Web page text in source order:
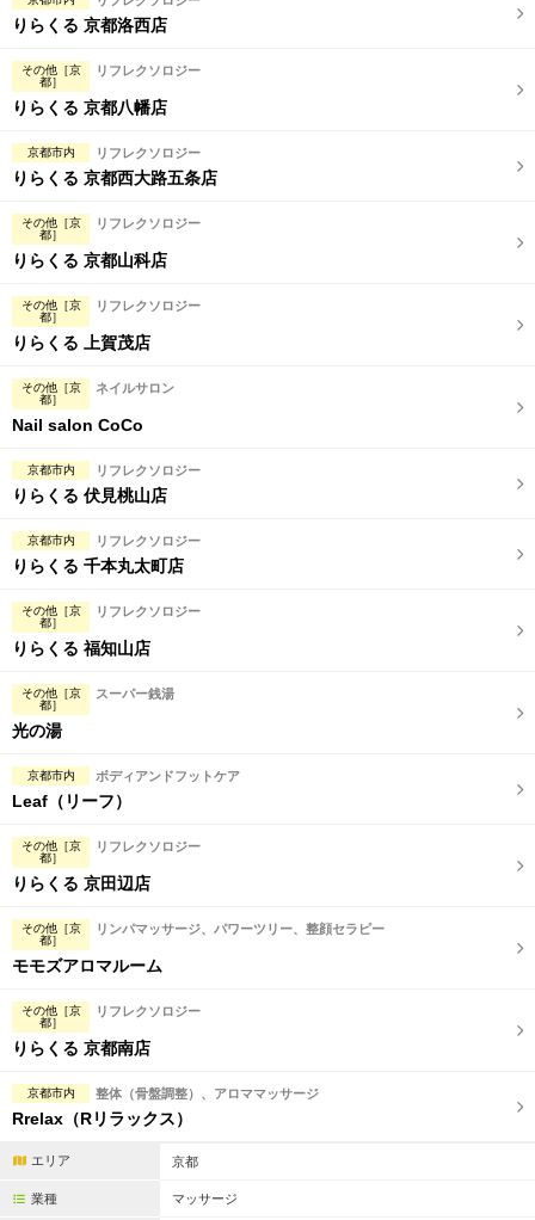
りらくる 京都洛西店
その他［京
都］
リフレクソロジー
りらくる 京都八幡店
京都市内 リフレクソロジー
りらくる 京都西大路五条店
その他［京
都］
リフレクソロジー
りらくる 京都山科店
その他［京
都］
リフレクソロジー
りらくる 上賀茂店
その他［京
都］
ネイルサロン
Nail salon CoCo
京都市内 リフレクソロジー
りらくる 伏見桃山店
京都市内 リフレクソロジー
りらくる 千本丸太町店
その他［京
都］
リフレクソロジー
りらくる 福知山店
その他［京
都］
スーパー銭湯
光の湯
京都市内 ボディアンドフットケア
Leaf（リーフ）
その他［京
都］
リフレクソロジー
りらくる 京田辺店
その他［京
都］
リンパマッサージ、パワーツリー、整顔セラピー
モモズアロマルーム
その他［京
都］
リフレクソロジー
りらくる 京都南店
京都市内 整体（骨盤調整）、アロママッサージ
Rrelax（Rリラックス）
エリア 京都
業種 マッサージ